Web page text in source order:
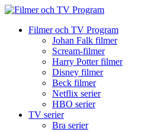
Filmer och TV Program
Johan Falk filmer
Scream-filmer
Harry Potter filmer
Disney filmer
Beck filmer
Netflix serier
HBO serier
TV serier
Bra serier